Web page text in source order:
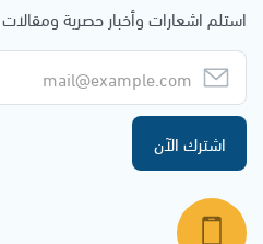
استلم اشعارات وأخبار حصرية
اشترك الآن